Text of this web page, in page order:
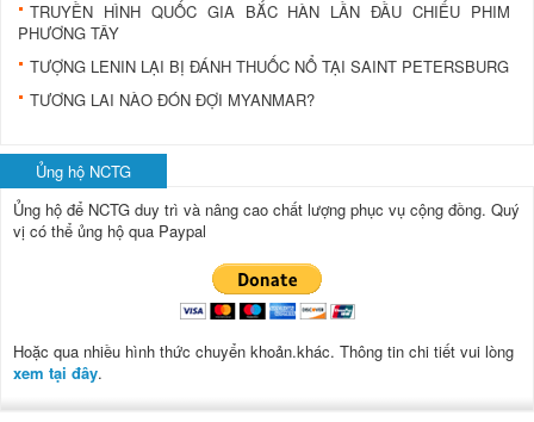
TRUYỀN HÌNH QUỐC GIA BẮC HÀN LẦN ĐẦU CHIẾU PHIM
PHƯƠNG TÂY
TƯỢNG LENIN LẠI BỊ ĐÁNH THUỐC NỔ TẠI SAINT PETERSBURG
TƯƠNG LAI NÀO ĐÓN ĐỢI MYANMAR?
Ủng hộ NCTG
Ủng hộ để NCTG duy trì và nâng cao chất lượng phục vụ cộng đồng. Quý
vị có thể ủng hộ qua Paypal
Hoặc qua nhiều hình thức chuyển khoản.khác. Thông tin chi tiết vui lòng
xem tại đây.